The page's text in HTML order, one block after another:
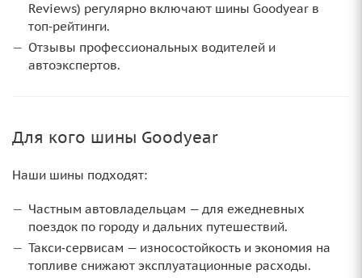
Reviews) регулярно включают шины Goodyear в
топ‑рейтинги.
Отзывы профессиональных водителей и
автоэкспертов.
Для кого шины Goodyear
Наши шины подходят:
Частным автовладельцам — для ежедневных
поездок по городу и дальних путешествий.
Такси‑сервисам — износостойкость и экономия на
топливе снижают эксплуатационные расходы.